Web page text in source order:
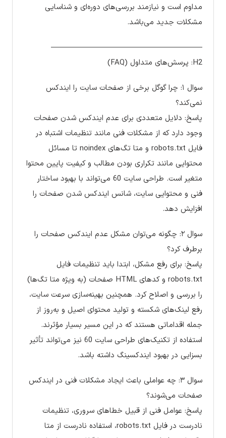
مداوم است و نیازمند بررسی‌های دوره‌ای و شناسایی
مشکلات جدید می‌باشد.
————————————————————
H2: پرسش‌های متداول (FAQ)
سوال ۱: چرا گوگل برخی از صفحات سایت را ایندکس
نمی‌کند؟
پاسخ: دلایل متعددی برای عدم ایندکس شدن صفحات
وجود دارد که از مشکلات فنی مانند تنظیمات اشتباه در
فایل robots.txt و متا تگ‌های noindex تا مسائل
محتوایی مانند تکراری بودن مطالب و کیفیت پایین محتوا
متغیر است. طراحی سایت 60 می‌تواند با بهبود ساختار
فنی و محتوایی سایت، شانس ایندکس شدن صفحات را
افزایش دهد.
سوال ۲: چگونه می‌توان مشکل عدم ایندکس صفحات را
برطرف کرد؟
پاسخ: برای رفع مشکل، ابتدا باید تنظیمات فایل
robots.txt و کدهای HTML صفحات (به ویژه متا تگ‌ها)
را بررسی و اصلاح کرد. همچنین بهینه‌سازی سرعت سایت،
رفع لینک‌های شکسته و تولید محتوای اصیل و به‌روز از
جمله اقداماتی هستند که در این مسیر بسیار مؤثرند.
استفاده از تکنیک‌های طراحی سایت 60 نیز می‌تواند تأثیر
بسزایی در بهبود ایندکسینگ داشته باشد.
سوال ۳: چه عواملی باعث ایجاد مشکلات فنی در ایندکس
صفحات می‌شوند؟
پاسخ: عوامل فنی از قبیل خطاهای سروری، تنظیمات
نادرست در فایل robots.txt، استفاده نادرست از متا